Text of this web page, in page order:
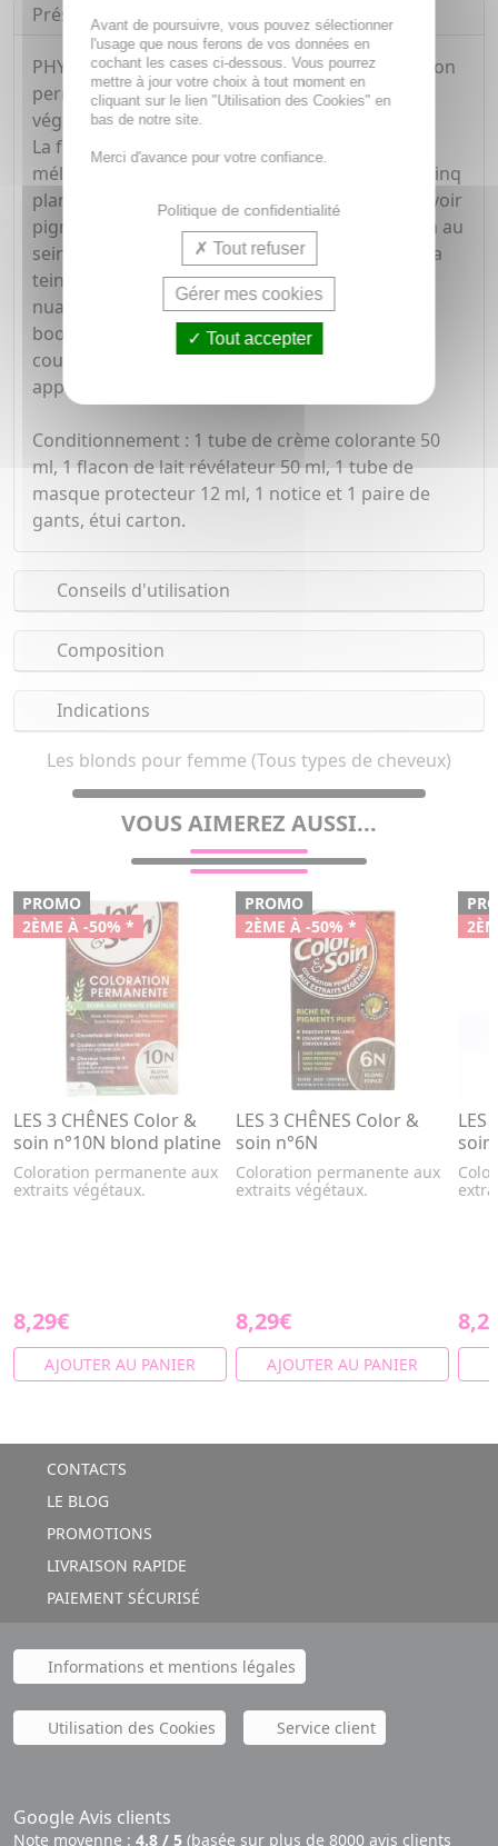
Présentation
PHYTO innove et vous offre la première coloration
permanente sans ammoniaque aux pigments
végétaux.
La formule PHYTOCOLOR est enrichie d'un
mélange inédit de pigments végétaux issus de cinq
plantes tinctorales sélectionnées pour leur pouvoir
pigmentant supérieur. Leur haute concentration au
sein de la base pigmentaire (jusqu'à 74% selon la
teinte), assure une couleur intense, naturelle et
nuancée de reflets lumineux, et agit comme un
booster de brillance. Elle ne s'estompe pas et
couvre 100% des cheveux blancs dès la 1ère
application.
Conditionnement : 1 tube de crème colorante 50
ml, 1 flacon de lait révélateur 50 ml, 1 tube de
masque protecteur 12 ml, 1 notice et 1 paire de
gants, étui carton.
Conseils d'utilisation
Composition
Indications
Les blonds pour femme (Tous types de cheveux)
VOUS AIMEREZ AUSSI...
PROMO
2ÈME À -50% *
LES 3 CHÊNES Color &
soin n°10N blond platine
Coloration permanente aux
extraits végétaux.
8,29€
AJOUTER AU PANIER
PROMO
2ÈME À -50% *
LES 3 CHÊNES Color &
soin n°6N
Coloration permanente aux
extraits végétaux.
8,29€
AJOUTER AU PANIER
LES
soin
CONTACTS
LE BLOG
PROMOTIONS
LIVRAISON RAPIDE
PAIEMENT SÉCURISÉ
Informations et mentions légales
Utilisation des Cookies Service client
Google Avis clients
Note moyenne : 4,8 / 5 (basée sur plus de 8000 avis clients
Avant de poursuivre, vous pouvez sélectionner
l'usage que nous ferons de vos données en
cochant les cases ci-dessous. Vous pourrez
mettre à jour votre choix à tout moment en
cliquant sur le lien "Utilisation des Cookies" en
bas de notre site.
Merci d'avance pour votre confiance.
Politique de confidentialité
Tout refuser
Gérer mes cookies
Tout accepter